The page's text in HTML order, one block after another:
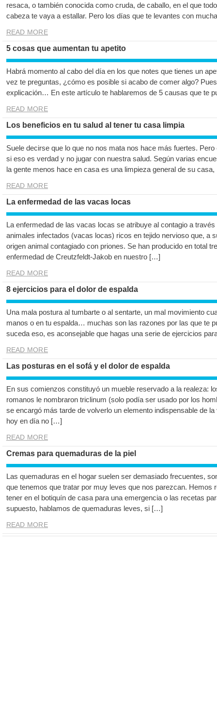
resaca, o también conocida como cruda, de caballo, en el que
cabeza te vaya a estallar. Pero los días que te levantes con
READ MORE
5 cosas que aumentan tu apetito
Habrá momento al cabo del día en los que notes que tienes un
vez te preguntas, ¿cómo es posible si acabo de comer algo?
explicación… En este artículo te hablaremos de 5 causas que te
READ MORE
Los beneficios en tu salud al tener tu casa limpia
Suele decirse que lo que no nos mata nos hace más fuertes.
si eso es verdad y no jugar con nuestra salud. Según varias
la gente menos hace en casa es una limpieza general de su
READ MORE
La enfermedad de las vacas locas
La enfermedad de las vacas locas se atribuye al contagio a
animales infectados (vacas locas) ricos en tejido nervioso que, a
origen animal contagiado con priones. Se han producido en total
enfermedad de Creutzfeldt-Jakob en nuestro […]
READ MORE
8 ejercicios para el dolor de espalda
Una mala postura al tumbarte o al sentarte, un mal movimiento
manos o en tu espalda… muchas son las razones por las que te
suceda eso, es aconsejable que hagas una serie de ejercicios
READ MORE
Las posturas en el sofá y el dolor de espalda
En sus comienzos constituyó un mueble reservado a la realeza:
romanos le nombraron triclinum (solo podía ser usado por los
se encargó más tarde de volverlo un elemento indispensable de
hoy en día no […]
READ MORE
Cremas para quemaduras de la piel
Las quemaduras en el hogar suelen ser demasiado frecuentes,
que tenemos que tratar por muy leves que nos parezcan. Hemos
tener en el botiquín de casa para una emergencia o las recetas
supuesto, hablamos de quemaduras leves, si […]
READ MORE